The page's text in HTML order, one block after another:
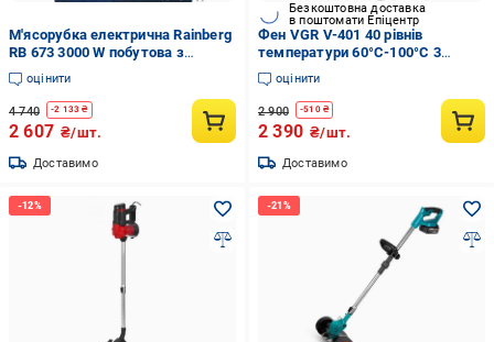
М'ясорубка електрична Rainberg
RB 673 3000 W побутова з
соковижималкою
оцінити
4 740 -2 133 ₴
2 607 ₴/шт.
Доставимо
Безкоштовна доставка
в поштомати Епіцентр
Фен VGR V-401 40 рівнів
температури 60°C-100°C 3
насадки
оцінити
2 900 -510₴
2 390 ₴/шт.
Доставимо